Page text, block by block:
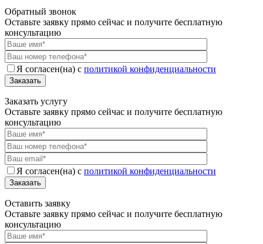
Обратный звонок
Оставьте заявку прямо сейчас и получите бесплатную
консультацию
Я согласен(на) с политикой конфиденциальности
Заказать
Заказать услугу
Оставьте заявку прямо сейчас и получите бесплатную
консультацию
Я согласен(на) с политикой конфиденциальности
Заказать
Оставить заявку
Оставьте заявку прямо сейчас и получите бесплатную
консультацию